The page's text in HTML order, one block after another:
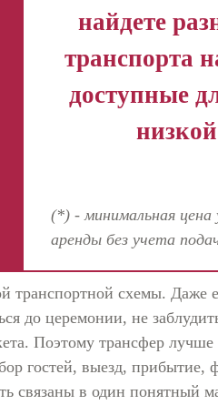
найдете
транспорта
доступные
(*) - минимальная цена
аренды без учета
транспортной схемы. Даже
до церемонии, не
Поэтому трансфер
гостей, выезд, прибытие,
связаны в один понятный